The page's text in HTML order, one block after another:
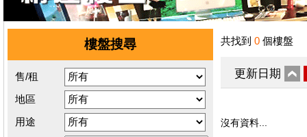
樓盤搜尋
售/租
地區
用途
共找到 0 個樓盤
更新日期
沒有資料...